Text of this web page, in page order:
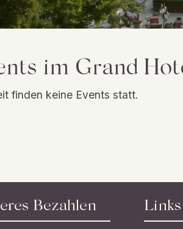
im Grand
finden keine Events statt.
Bezahlen Links